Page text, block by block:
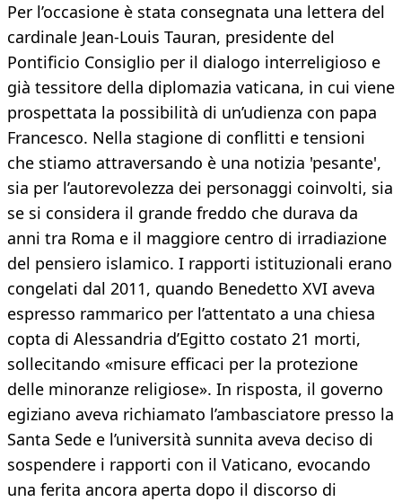
Per l’occasione è stata consegnata una lettera del
cardinale Jean-Louis Tauran, presidente del
Pontificio Consiglio per il dialogo interreligioso e
già tessitore della diplomazia vaticana, in cui viene
prospettata la possibilità di un’udienza con papa
Francesco. Nella stagione di conflitti e tensioni
che stiamo attraversando è una notizia 'pesante',
sia per l’autorevolezza dei personaggi coinvolti, sia
se si considera il grande freddo che durava da
anni tra Roma e il maggiore centro di irradiazione
del pensiero islamico. I rapporti istituzionali erano
congelati dal 2011, quando Benedetto XVI aveva
espresso rammarico per l’attentato a una chiesa
copta di Alessandria d’Egitto costato 21 morti,
sollecitando «misure efficaci per la protezione
delle minoranze religiose». In risposta, il governo
egiziano aveva richiamato l’ambasciatore presso la
Santa Sede e l’università sunnita aveva deciso di
sospendere i rapporti con il Vaticano, evocando
una ferita ancora aperta dopo il discorso di